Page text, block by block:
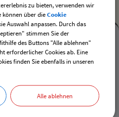
zu bieten, verwenden wir
können über dieCookie
Auswahl anpassen. Durch das
stimmen Sie der
des Buttons "Alle ablehnen"
erforderlicher Cookies ab. Eine
finden Sie ebenfalls in unseren
Alle ablehnen